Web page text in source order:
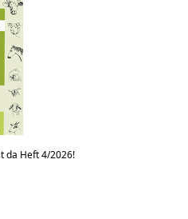
da Heft 4/2026!